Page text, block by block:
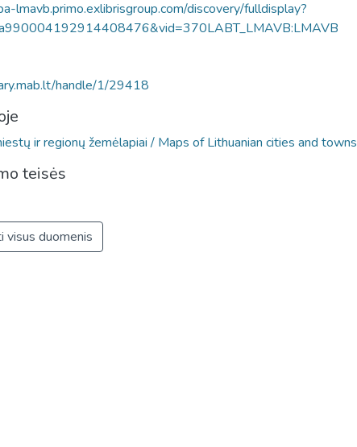
lmavb.primo.exlibrisgroup.com/discovery/fulldisplay?
handle/1/29418
ir regionų žemėlapiai / Maps of Lithuanian cities and towns
teisės
visus duomenis